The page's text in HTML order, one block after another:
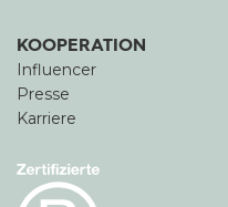
KOOPERATION
Influencer
Presse
Karriere